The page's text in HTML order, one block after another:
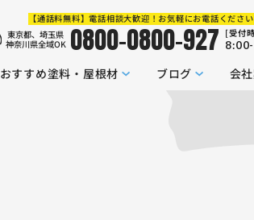
おすすめ塗料・屋根材 ブログ 会
【通話料無料】電話相談大歓迎！お気軽にお電話ください
東京都、埼玉県
神奈川県全域OK 0800-0800-927 [受付